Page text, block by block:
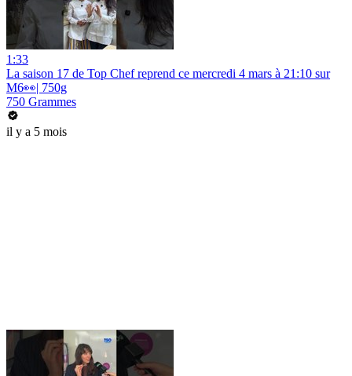
1:33
La saison 17 de Top Chef reprend ce mercredi 4 mars à 21:10 sur
M6👀| 750g
750 Grammes
il y a 5 mois